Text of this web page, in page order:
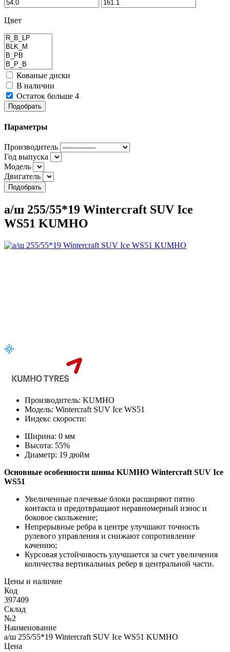
Цвет
Кованые диски
В наличии
Остаток больше 4
Подобрать
Параметры
Производитель
Год выпуска
Модель
Двигатель
Подобрать
а/ш 255/55*19 Wintercraft SUV Ice
WS51 KUMHO
Производитель: KUMHO
Модель: Wintercraft SUV Ice WS51
Индекс скорости:
Ширина: 0 мм
Высота: 55%
Диаметр: 19 дюйм
Основные особенности шины KUMHO Wintercraft SUV Ice
WS51
Увеличенные плечевые блоки расширяют пятно
контакта и предотвращают неравномерный износ и
боковое скольжение;
Непрерывные ребра в центре улучшают точность
рулевого управления и снижают сопротивление
качению;
Курсовая устойчивость улучшается за счет увеличения
количества вертикальных ребер в центральной части.
Цены и наличие
Код
397409
Склад
№2
Наименование
а/ш 255/55*19 Wintercraft SUV Ice WS51 KUMHO
Цена